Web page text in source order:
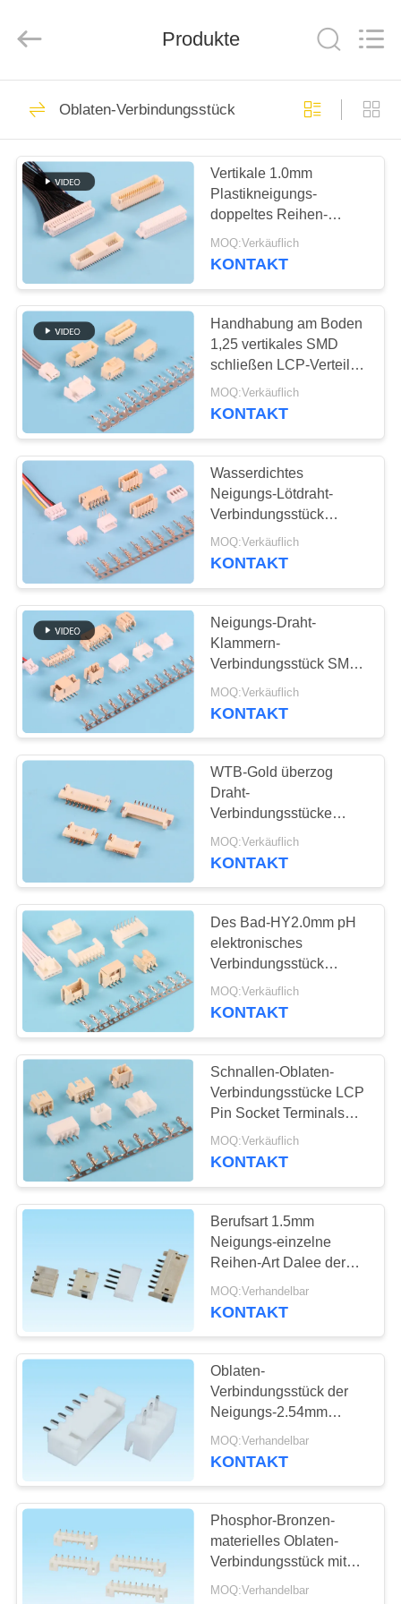
HAUS
PRODUKTE
ÜBER
UNS
FABRIK-
AUSFLUG
QUALITÄTSKONTROLLE
TRETEN
SIE
MIT
UNS
VERBINDUNG
FORDERN
SIE
EIN
ZITAT
NEWS
SITEMAP
PRIVACY
POLICY
Reserved.
Developed
fpc
Kabelverbindungsstück
Brett zum
Leiterplatten-
Verbinder
85
usb-Art c-
Verbindungsstück
Oblaten-
Verbindungsstück
28
Pin-Titel-
Verbindungsstück
weibliches
Titelverbindungsstück
22
SIM-Karten-
Verbindungsstück
Verbindungsstück
der codierten Karte
Produkte
Oblaten-Verbindungsstück
Vertikale 1.0mm
Plastikneigungs-
doppeltes Reihen-
Oblaten-
Verbindungsstück
MOQ:Verkäuflich
KONTAKT
Handhabung am Boden
1,25 vertikales SMD
schließen LCP-Verteiler-
Verbindungsstück an
MOQ:Verkäuflich
KONTAKT
Wasserdichtes
Neigungs-Lötdraht-
Verbindungsstück
250VAC Nylon66 1.5mm
MOQ:Verkäuflich
KONTAKT
Neigungs-Draht-
Klammern-
Verbindungsstück SMTs
2.0mm DES BAD-
UL94V-0
MOQ:Verkäuflich
KONTAKT
WTB-Gold überzog
Draht-
Verbindungsstücke
1000V der Neigungs-
1.25mm schnellen
MOQ:Verkäuflich
KONTAKT
Des Bad-HY2.0mm pH
elektronisches
Verbindungsstück
Schnallen-der Oblaten-
WTB
MOQ:Verkäuflich
KONTAKT
Schnallen-Oblaten-
Verbindungsstücke LCP
Pin Socket Terminals
SMT 2.5mmHA
MOQ:Verkäuflich
KONTAKT
Berufsart 1.5mm
Neigungs-einzelne
Reihen-Art Dalee der
oblaten-elektrischen
Verbindungsstück-AB
MOQ:Verhandelbar
KONTAKT
Oblaten-
Verbindungsstück der
Neigungs-2.54mm
Dalee 2 - 15 Pin-BAD
Titel-Draht zum
MOQ:Verhandelbar
KONTAKT
Phosphor-Bronzen-
materielles Oblaten-
Verbindungsstück mit
verzinnter fertiger 2.0mm
MOQ:Verhandelbar